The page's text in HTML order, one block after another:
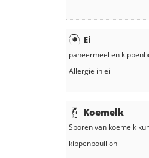
Ei
paneermeel en
Allergie inei
Koemelk
Sporen van koemelk
kippenbouillon